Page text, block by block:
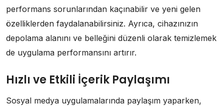
performans sorunlarından kaçınabilir ve yeni gelen
özelliklerden faydalanabilirsiniz. Ayrıca, cihazınızın
depolama alanını ve belleğini düzenli olarak temizlemek
de uygulama performansını artırır.
Hızlı ve Etkili İçerik Paylaşımı
Sosyal medya uygulamalarında paylaşım yaparken,